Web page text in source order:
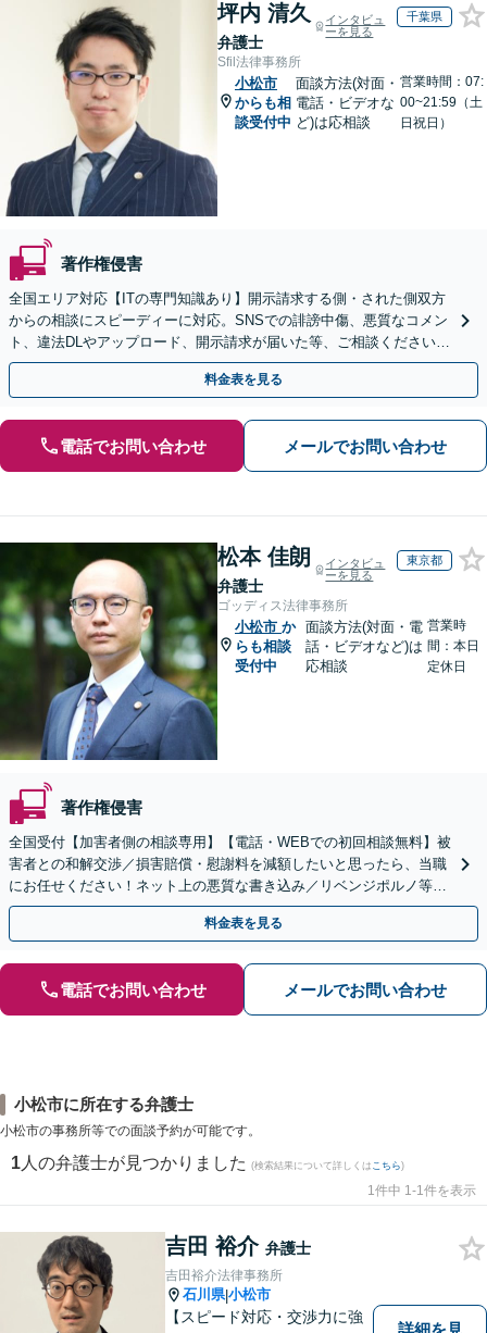
坪内 清久
弁護士
インタビュ
ーを見る
千葉県
Sfil法律事務所
小松市
からも相
談受付中
面談方法(対面・
電話・ビデオな
ど)は応相談
営業時間：07:
00~21:59（土
日祝日）
著作権侵害
全国エリア対応【ITの専門知識あり】開示請求する側・された側双方
からの相談にスピーディーに対応。SNSでの誹謗中傷、悪質なコメン
ト、違法DLやアップロード、開示請求が届いた等、ご相談ください
【WEB面談OK&解決実績豊富】【千葉中央駅4分】
料金表を見る
電話でお問い合わせ メールでお問い合わせ
松本 佳朗
弁護士
インタビュ
ーを見る
東京都
ゴッディス法律事務所
小松市 か
らも相談
受付中
面談方法(対面・電
話・ビデオなど)は
応相談
営業時
間：本日
定休日
著作権侵害
全国受付【加害者側の相談専用】【電話・WEBでの初回相談無料】被
害者との和解交渉／損害賠償・慰謝料を減額したいと思ったら、当職
にお任せください！ネット上の悪質な書き込み／リベンジポルノ等、
代表弁護士が最後まで対応【関東エリア以外の相談も可】
料金表を見る
電話でお問い合わせ メールでお問い合わせ
小松市に所在する弁護士
小松市の事務所等での面談予約が可能です。
1 人の弁護士が見つかりました (検索結果について詳しくは こちら)
1件中 1-1件を表示
吉田 裕介 弁護士
吉田裕介法律事務所
石川県|小松市
【スピード対応・交渉力に強
詳細を見